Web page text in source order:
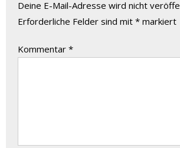
Deine E-Mail-Adresse wird nicht
Erforderliche Felder sind mit * markiert
Kommentar *